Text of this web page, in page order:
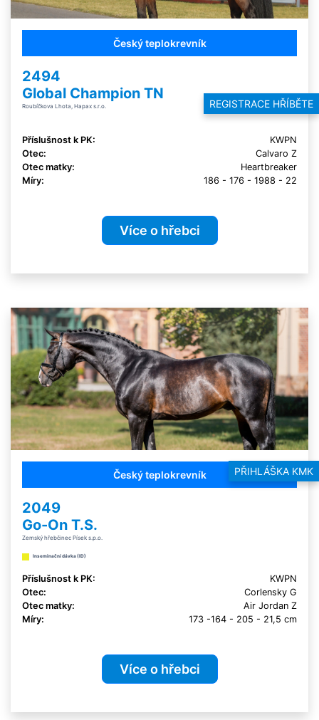
REGISTRACE HŘÍBĚTE
PŘIHLÁŠKA KMK
Český teplokrevník
2494
Global Champion TN
Roubíčkova Lhota, Hapax s.r.o.
Příslušnost k PK:
KWPN
Otec:
Calvaro Z
Otec matky:
Heartbreaker
Míry:
186 - 176 - 1988 - 22
Více o hřebci
Český teplokrevník
2049
Go-On T.S.
Zemský hřebčinec Písek s.p.o.
Inseminační dávka (ID)
Příslušnost k PK:
KWPN
Otec:
Corlensky G
Otec matky:
Air Jordan Z
Míry:
173 -164 - 205 - 21,5 cm
Více o hřebci